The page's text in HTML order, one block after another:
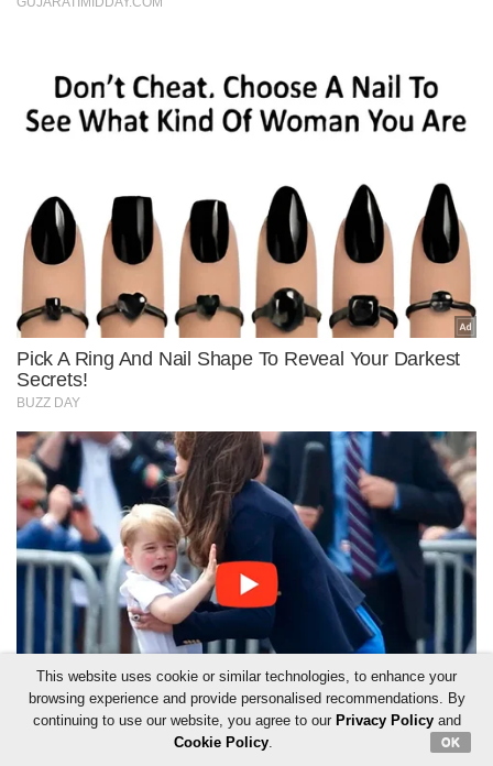
This website uses cookie or similar technologies, to enhance your
browsing experience and provide personalised recommendations. By
continuing to use our website, you agree to our Privacy Policyand
Cookie Policy. OK